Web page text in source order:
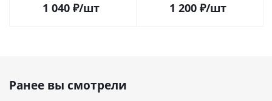
1 040₽/шт 1 200₽/шт
Ранее вы смотрели